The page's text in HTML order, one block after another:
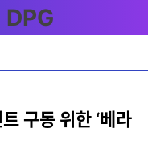
구동 위한 ‘베라